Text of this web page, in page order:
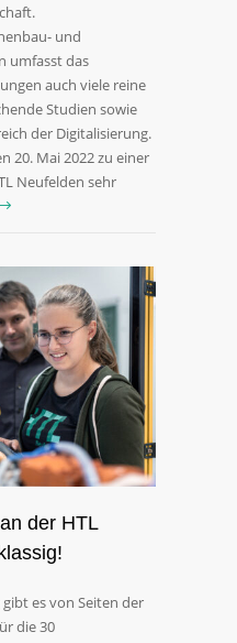
und
umfasst das
auch viele reine
Studien sowie
der Digitalisierung.
20. Mai 2022 zu einer
Neufelden sehr
der HTL
es von Seiten der
die 30